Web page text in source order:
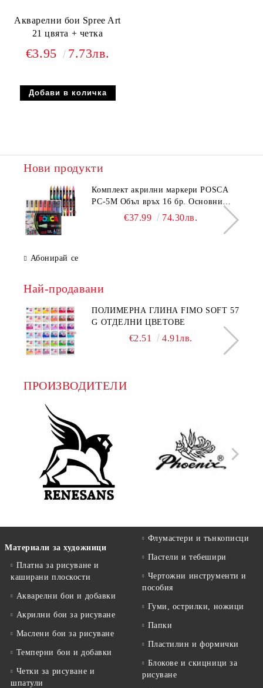
Акварелни бои Spree Art
21 цвята + четка
€3.95 7.73лв.
Нови продукти
Комплeкт акрилни маркери POSCA
PC-5M Объл връх 16 бр. Основни
€37.99 74.30лв.
Абонирай се
Най-продавани
ПОЛИМЕРНА ГЛИНА FIMO SOFT 57
G ОТДЕЛНИ ЦВЕТОВЕ
€2.51 4.91лв.
ПРОИЗВОДИТЕЛИ
Материали за художници
Платна за рисуване и
каширани плоскости
Акварелни бои и добавки
Акрилни бои за рисуване
Маслени бои за рисуване
Темперни бои и добавки
Четки за рисуване и
шпатули
Флумастери и тънкописци
Пастели и тебешири
Чертожни инструменти и
пособия
Гуми, острилки, ножици
Папки
Пластилин и формички
Блокове и скицници за
рисуване